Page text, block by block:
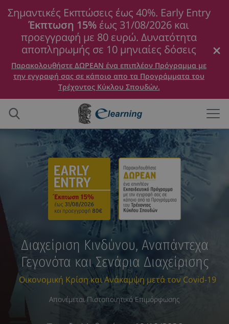
Σημαντικές Εκπτώσεις έως 40%. Early Entry
Έκπτωση 15% έως 31/08/2026 και
προεγγραφή με 80 ευρώ. Δυνατότητα
αποπληρωμής σε 10 μηνιαίες δόσεις
Παρακολουθήστε ΔΩΡΕΑΝ ένα επιπλέον Πρόγραμμα με
την εγγραφή σας σε κάποιο απο τα Προγράμματα του
Τρέχοντος Κύκλου Σπουδών.
Διαχείριση Κινδύνου, Αναπάντεχα
Γεγονότα και Σενάρια Διαχείρισης
Οικονομική Κρίση και Ανάκαμψη μετά τον Covid-19
Απονέμεται Πιστοποιητικό Επιμόρφωσης